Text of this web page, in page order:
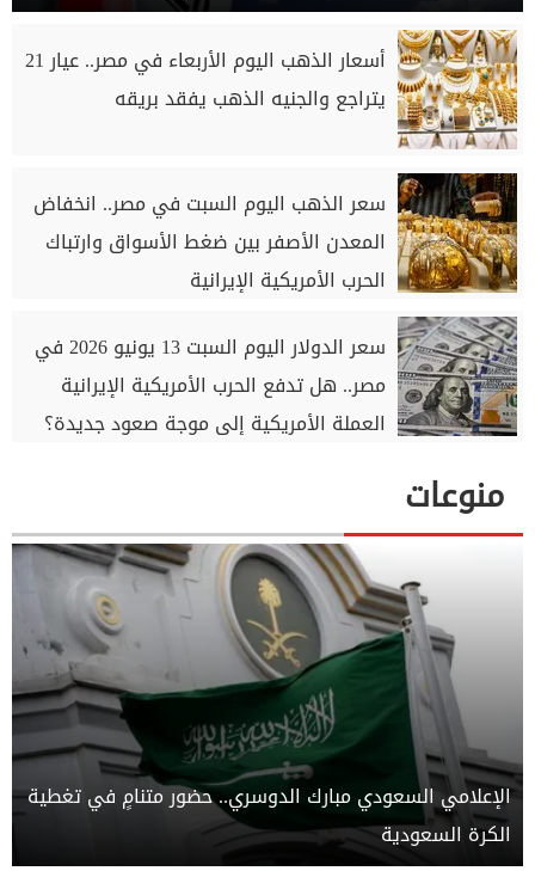
أسعار الذهب اليوم الأربعاء في مصر.. عيار 21
يتراجع والجنيه الذهب يفقد بريقه
سعر الذهب اليوم السبت في مصر.. انخفاض
المعدن الأصفر بين ضغط الأسواق وارتباك
الحرب الأمريكية الإيرانية
سعر الدولار اليوم السبت 13 يونيو 2026 في
مصر.. هل تدفع الحرب الأمريكية الإيرانية
العملة الأمريكية إلى موجة صعود جديدة؟
منوعات
الإعلامي السعودي مبارك الدوسري.. حضور متنامٍ في تغطية
الكرة السعودية